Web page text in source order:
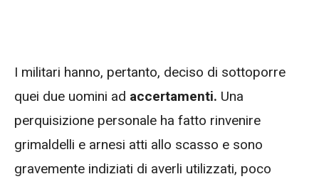
I militari hanno, pertanto, deciso di sottoporre
quei due uomini ad accertamenti. Una
perquisizione personale ha fatto rinvenire
grimaldelli e arnesi atti allo scasso e sono
gravemente indiziati di averli utilizzati, poco